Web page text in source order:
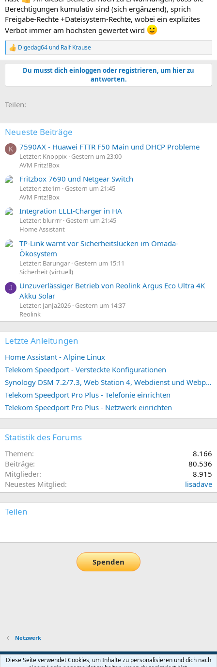
Berechtigungen kumulativ sind (sich ergänzend), sprich
Freigabe-Rechte +Dateisystem-Rechte, wobei ein explizites
Verbot immer am höchsten gewertet wird
R
e
a
i
n
:
Digedag64 und Ralf Krause
Du musst dich einloggen oder registrieren, um hier zu
antworten.
Teilen:
Neueste Beiträge
K 7590AX - Huawei FTTR F50 Main und DHCP Probleme
Letzter: Knoppix Gestern um 23:00
AVM Fritz!Box
Fritzbox 7690 und Netgear Switch
Letzter: zte1m
Gestern um 21:45
AVM Fritz!Box
Integration ELLI-Charger in HA
Letzter: blurrrr Gestern um 21:45
Home Assistant
TP-Link warnt vor Sicherheitslücken im Omada-
Ökosystem
Letzter: Barungar Gestern um 15:11
Sicherheit (virtuell)
J
Unzuverlässiger Betrieb von Reolink Argus Eco Ultra 4K
Akku Solar
Letzter: JanJa2026 Gestern um 14:37
Reolink
Letzte Anleitungen
Home Assistant - Alpine Linux
Telekom Speedport - Versteckte Konfigurationen
Synology DSM 7.2/7.3, Web Station 4, Webdienst und Webportal erstellen (ehemals vHost)
Telekom Speedport Pro Plus - Telefonie einrichten
Telekom Speedport Pro Plus - Netzwerk einrichten
Statistik des Forums
Themen
8.166
Beiträge
80.536
Mitglieder
8.915
Neuestes Mitglied
lisadave
Teilen
Spenden
Netzwerk
Default-Theme
Diese Seite verwendet Cookies, um Inhalte zu personalisieren und dich nach